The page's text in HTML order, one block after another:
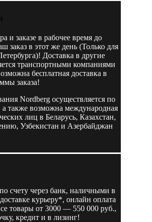
и заказе в рабочее время до
заказ в этот же день (Только для
Доставка в другие
транспортными компаниями
бесплатная доставка в
заказа!
Nordberg осуществляется по
также возможна международная
лиц в Беларусь, Казахстан,
Узбекистан и Азербайджан
счету через банк, наличными в
курьеру*, онлайн оплата
товары от 3000 — 550 000 руб.,
кредит и в лизинг!